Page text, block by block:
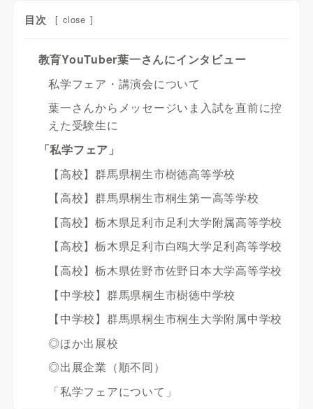
目次 [ close ]
教育YouTuber葉一さんにインタビュー
私学フェア・講演会について
葉一さんからメッセージいま入試を直前に控
えた受験生に
「私学フェア」
【高校】群馬県桐生市樹徳高等学校
【高校】群馬県桐生市桐生第一高等学校
【高校】栃木県足利市足利大学附属高等学校
【高校】栃木県足利市白鴎大学足利高等学校
【高校】栃木県佐野市佐野日本大学高等学校
【中学校】群馬県桐生市樹徳中学校
【中学校】群馬県桐生市桐生大学附属中学校
◎ほか出展校
◎出展企業（順不同）
「私学フェアについて」